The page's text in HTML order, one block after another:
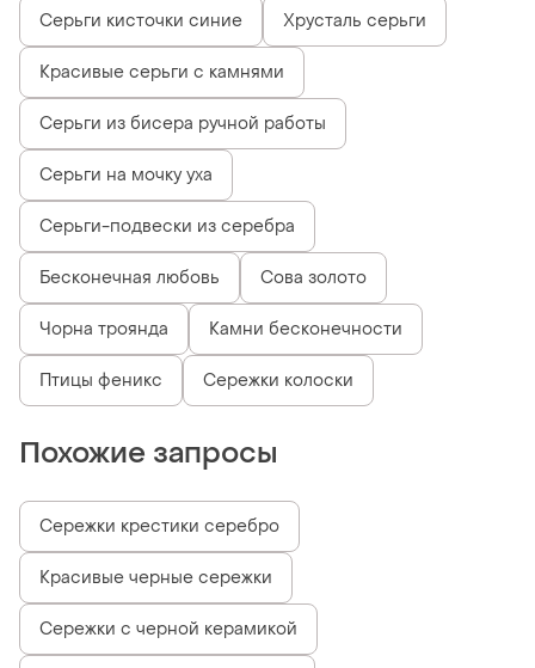
Серьги кисточки синие Хрусталь серьги
Красивые серьги с камнями
Серьги из бисера ручной работы
Серьги на мочку уха
Серьги-подвески из серебра
Бесконечная любовь Сова золото
Чорна троянда Камни бесконечности
Птицы феникс Сережки колоски
Похожие запросы
Сережки крестики серебро
Красивые черные сережки
Сережки с черной керамикой